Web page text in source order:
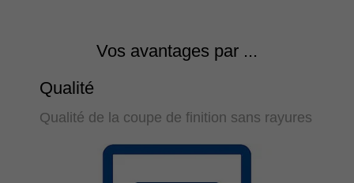
Vos avantages par ...
Qualité
Qualité de la coupe de finition sans rayures